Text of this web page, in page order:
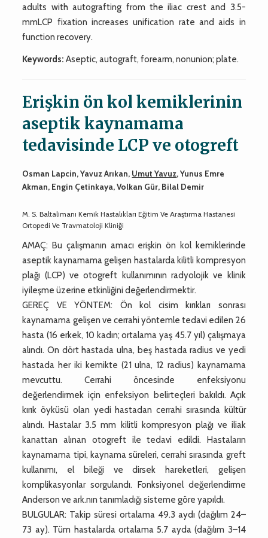
adults with autografting from the iliac crest and 3.5-
mmLCP fixation increases unification rate and aids in
function recovery.
Keywords: Aseptic, autograft, forearm, nonunion; plate.
Erişkin ön kol kemiklerinin
aseptik kaynamama
tedavisinde LCP ve otogreft
Osman Lapcin, Yavuz Arıkan, Umut Yavuz, Yunus Emre
Akman, Engin Çetinkaya, Volkan Gür, Bilal Demir
M. S. Baltalimanı Kemik Hastalıkları Eğitim Ve Araştırma Hastanesi
Ortopedi Ve Travmatoloji Kliniği
AMAÇ: Bu çalışmanın amacı erişkin ön kol kemiklerinde
aseptik kaynamama gelişen hastalarda kilitli kompresyon
plağı (LCP) ve otogreft kullanımının radyolojik ve klinik
iyileşme üzerine etkinliğini değerlendirmektir.
GEREÇ VE YÖNTEM: Ön kol cisim kırıkları sonrası
kaynamama gelişen ve cerrahi yöntemle tedavi edilen 26
hasta (16 erkek, 10 kadın; ortalama yaş 45.7 yıl) çalışmaya
alındı. On dört hastada ulna, beş hastada radius ve yedi
hastada her iki kemikte (21 ulna, 12 radius) kaynamama
mevcuttu. Cerrahi öncesinde enfeksiyonu
değerlendirmek için enfeksiyon belirteçleri bakıldı. Açık
kırık öyküsü olan yedi hastadan cerrahi sırasında kültür
alındı. Hastalar 3.5 mm kilitli kompresyon plağı ve iliak
kanattan alınan otogreft ile tedavi edildi. Hastaların
kaynamama tipi, kaynama süreleri, cerrahi sırasında greft
kullanımı, el bileği ve dirsek hareketleri, gelişen
komplikasyonlar sorgulandı. Fonksiyonel değerlendirme
Anderson ve ark.nın tanımladığı sisteme göre yapıldı.
BULGULAR: Takip süresi ortalama 49.3 aydı (dağılım 24–
73 ay). Tüm hastalarda ortalama 5.7 ayda (dağılım 3–14